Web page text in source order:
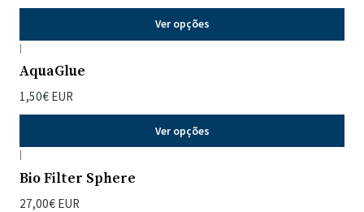
Ver opções
|
AquaGlue
1,50€ EUR
Ver opções
|
Bio Filter Sphere
27,00€ EUR